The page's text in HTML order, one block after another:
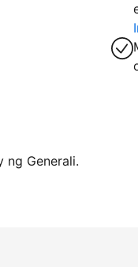
ng Generali.